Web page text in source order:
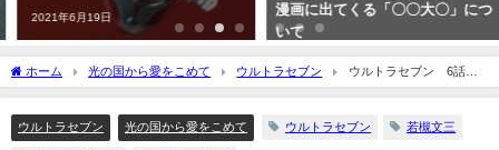
2021年6月19日
漫画に出てくる「〇〇大〇」につ
いて
ホーム 光の国から愛をこめて ウルトラセブン
ウルトラセブン 6話
『ダーク・ゾーン』
ウルトラセブン 光の国から愛をこめて ウルトラセブン 若槻文三